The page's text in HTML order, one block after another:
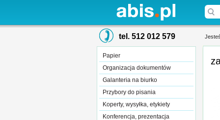
tel. 512 012 579
Papier
Organizacja dokumentów
Galanteria na biurko
Przybory do pisania
Koperty, wysyłka, etykiety
Konferencja, prezentacja